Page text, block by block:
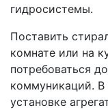
гидросистемы.
Поставить
комнате или на
потребоваться
коммуникаций. В
установке